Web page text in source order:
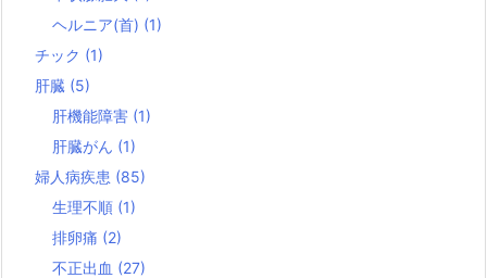
ヘルニア(首) (1)
チック (1)
肝臓 (5)
肝機能障害 (1)
肝臓がん (1)
婦人病疾患 (85)
生理不順 (1)
排卵痛 (2)
不正出血 (27)